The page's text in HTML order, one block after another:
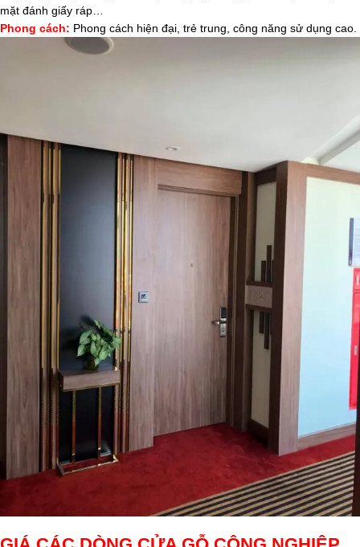
mặt đánh giấy ráp…
Phong cách: Phong cách hiện đại, trẻ trung, công năng sử dụng cao.